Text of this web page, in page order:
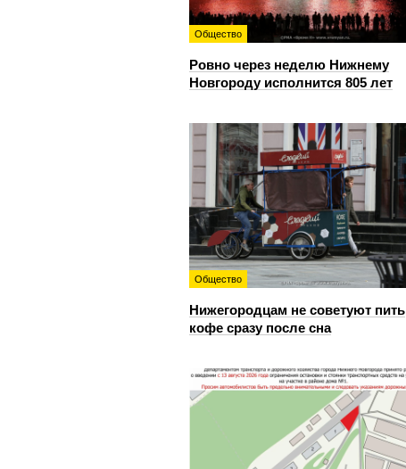
Общество
Ровно через неделю Нижнему
Новгороду исполнится 805 лет
Общество
Нижегородцам не советуют пить
кофе сразу после сна